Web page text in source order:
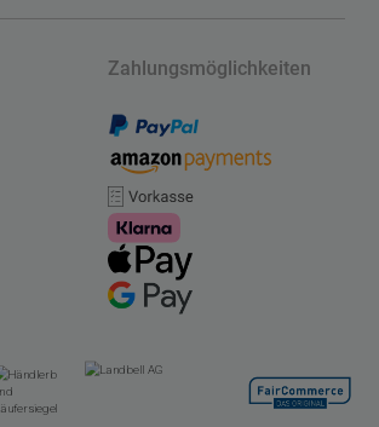
Zahlungsmöglichkeiten